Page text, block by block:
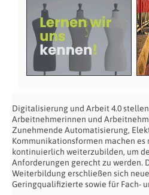
Digitalisierung und Arbeit 4.0
Arbeitnehmerinnen und
Zunehmende Automatisierung,
Kommunikationsformen machen es
kontinuierlich weiterzubilden, um
Anforderungen gerecht zu werden.
Weiterbildung erschließen sich
Geringqualifizierte sowie für Fach-